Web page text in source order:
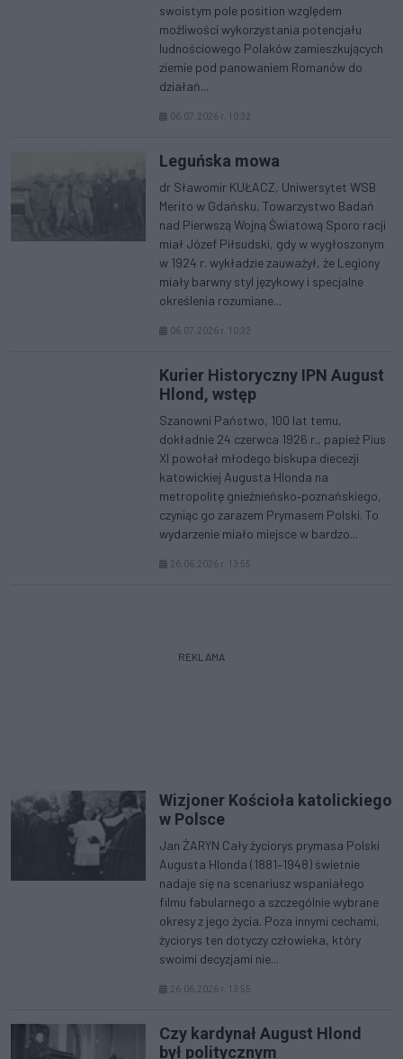
swoistym pole position względem
możliwości wykorzystania potencjału
ludnościowego Polaków zamieszkujących
ziemie pod panowaniem Romanów do
działań...
06.07.2026 r. 10:32
Leguńska mowa
dr Sławomir KUŁACZ, Uniwersytet WSB
Merito w Gdańsku, Towarzystwo Badań
nad Pierwszą Wojną Światową Sporo racji
miał Józef Piłsudski, gdy w wygłoszonym
w 1924 r. wykładzie zauważył, że Legiony
miały barwny styl językowy i specjalne
określenia rozumiane...
06.07.2026 r. 10:32
Kurier Historyczny IPN August
Hlond, wstęp
Szanowni Państwo, 100 lat temu,
dokładnie 24 czerwca 1926 r., papież Pius
XI powołał młodego biskupa diecezji
katowickiej Augusta Hlonda na
metropolitę gnieźnieńsko‑poznańskiego,
czyniąc go zarazem Prymasem Polski. To
wydarzenie miało miejsce w bardzo...
26.06.2026 r. 13:55
REKLAMA
Wizjoner Kościoła katolickiego
w Polsce
Jan ŻARYN Cały życiorys prymasa Polski
Augusta Hlonda (1881–1948) świetnie
nadaje się na scenariusz wspaniałego
filmu fabularnego a szczególnie wybrane
okresy z jego życia. Poza innymi cechami,
życiorys ten dotyczy człowieka, który
swoimi decyzjami nie...
26.06.2026 r. 13:55
Czy kardynał August Hlond
był politycznym